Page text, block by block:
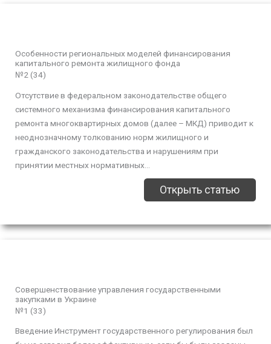
Особенности региональных моделей финансирования
капитального ремонта жилищного фонда
№2 (34)
Отсутствие в федеральном законодательстве общего
системного механизма финансирования капитального
ремонта многоквартирных домов (далее – МКД) приводит к
неоднозначному толкованию норм жилищного и
гражданского законодательства и нарушениям при
принятии местных нормативных...
Открыть статью
Совершенствование управления государственными
закупками в Украине
№1 (33)
Введение Инструмент государственного регулирования был